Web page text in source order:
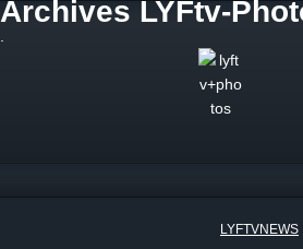
Archives LYFtv-
LYFTVNEWS